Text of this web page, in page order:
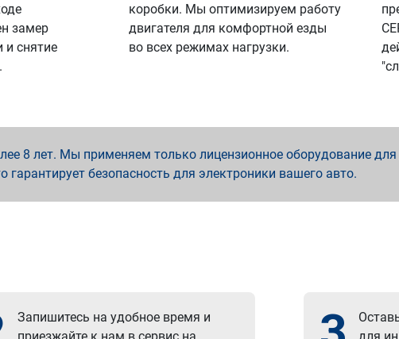
замер
и снятие
коробки. Мы оптимизируем работу
двигателя для комфортной езды
во всех режимах нагрузки.
8 лет. Мы применяем только лицензионное оборудование для
гарантирует безопасность для электроники вашего авто.
Запишитесь на удобное время и